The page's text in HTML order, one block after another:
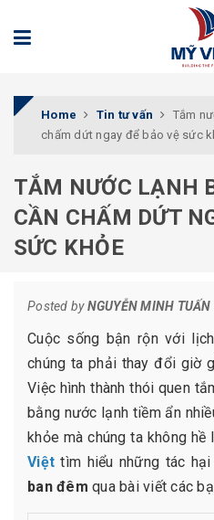
Home Tin tư vấn
Tắm
chấm dứt ngay để bảo vệ sức
TẮM NƯỚC LẠNH
CẦN CHẤM DỨT
SỨC KHỎE
Posted byNGUYỄN MINH TUẤN
Cuộc sống bận rộn với
chúng ta phải thay đổi giờ
Việc hình thành thói quen
bằng nước lạnh tiềm ẩn
khỏe mà chúng ta không
Việt tìm hiểu những tác
ban đêm qua bài viết các